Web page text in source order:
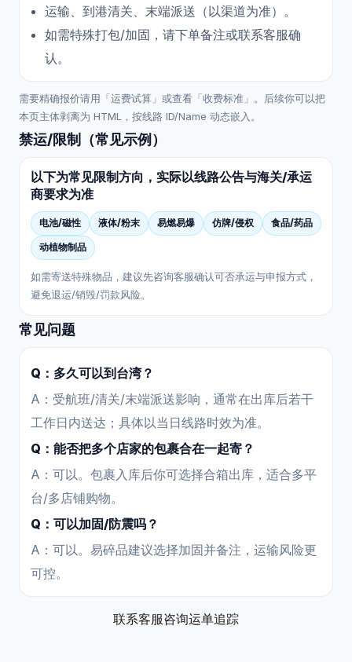
运输、到港清关、末端派送（以渠道为准）。
如需特殊打包/加固，请下单备注或联系客服确
认。
需要精确报价请用「运费试算」或查看「收费标准」。后续你可以把
本页主体剥离为 HTML，按线路 ID/Name 动态嵌入。
禁运/限制（常见示例）
以下为常见限制方向，实际以线路公告与海关/承运
商要求为准
电池/磁性 液体/粉末 易燃易爆 仿牌/侵权 食品/药品
动植物制品
如需寄送特殊物品，建议先咨询客服确认可否承运与申报方式，
避免退运/销毁/罚款风险。
常见问题
Q：多久可以到台湾？
A：受航班/清关/末端派送影响，通常在出库后若干
工作日内送达；具体以当日线路时效为准。
Q：能否把多个店家的包裹合在一起寄？
A：可以。包裹入库后你可选择合箱出库，适合多平
台/多店铺购物。
Q：可以加固/防震吗？
A：可以。易碎品建议选择加固并备注，运输风险更
可控。
联系客服咨询运单追踪